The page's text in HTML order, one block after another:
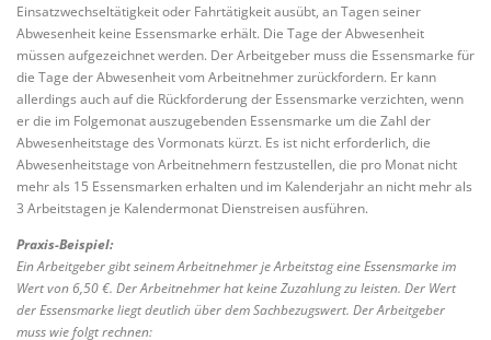
Einsatzwechseltätigkeit oder Fahrtätigkeit ausübt, an Tagen seiner
Abwesenheit keine Essensmarke erhält. Die Tage der Abwesenheit
müssen aufgezeichnet werden. Der Arbeitgeber muss die Essensmarke für
die Tage der Abwesenheit vom Arbeitnehmer zurückfordern. Er kann
allerdings auch auf die Rückforderung der Essensmarke verzichten, wenn
er die im Folgemonat auszugebenden Essensmarke um die Zahl der
Abwesenheitstage des Vormonats kürzt. Es ist nicht erforderlich, die
Abwesenheitstage von Arbeitnehmern festzustellen, die pro Monat nicht
mehr als 15 Essensmarken erhalten und im Kalenderjahr an nicht mehr als
3 Arbeitstagen je Kalendermonat Dienstreisen ausführen.
Praxis-Beispiel:
Ein Arbeitgeber gibt seinem Arbeitnehmer je Arbeitstag eine Essensmarke im
Wert von 6,50 €. Der Arbeitnehmer hat keine Zuzahlung zu leisten. Der Wert
der Essensmarke liegt deutlich über dem Sachbezugswert. Der Arbeitgeber
muss wie folgt rechnen: